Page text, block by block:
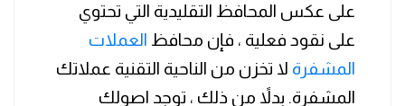
على عكس المحافظ التقليدية التي تحتوي
على نقود فعلية ، فإن محافظ العملات
المشفرة لا تخزن من الناحية التقنية عملاتك
المشفرة. بدلاً من ذلك ، توجد اصولك